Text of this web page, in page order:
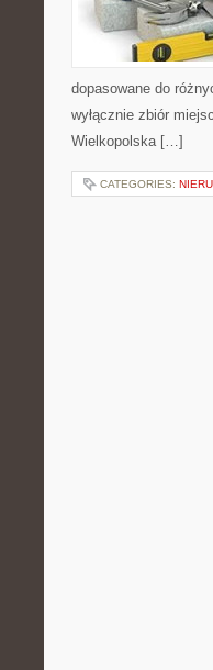
dopasowane do
wyłącznie zbiór
Wielkopolska […]
CATEGORIES: